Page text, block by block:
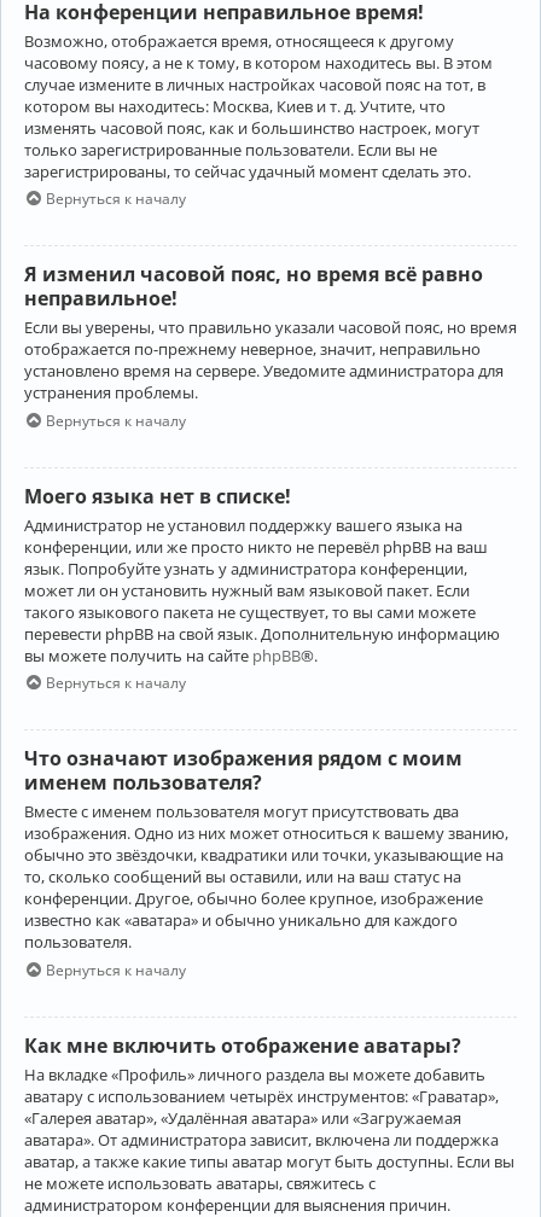
На конференции неправильное время!
Возможно, отображается время, относящееся к другому
часовому поясу, а не к тому, в котором находитесь вы. В этом
случае измените в личных настройках часовой пояс на тот, в
котором вы находитесь: Москва, Киев и т. д. Учтите, что
изменять часовой пояс, как и большинство настроек, могут
только зарегистрированные пользователи. Если вы не
зарегистрированы, то сейчас удачный момент сделать это.
Вернуться к началу
Я изменил часовой пояс, но время всё равно
неправильное!
Если вы уверены, что правильно указали часовой пояс, но время
отображается по-прежнему неверное, значит, неправильно
установлено время на сервере. Уведомите администратора для
устранения проблемы.
Вернуться к началу
Моего языка нет в списке!
Администратор не установил поддержку вашего языка на
конференции, или же просто никто не перевёл phpBB на ваш
язык. Попробуйте узнать у администратора конференции,
может ли он установить нужный вам языковой пакет. Если
такого языкового пакета не существует, то вы сами можете
перевести phpBB на свой язык. Дополнительную информацию
вы можете получить на сайте phpBB®.
Вернуться к началу
Что означают изображения рядом с моим
именем пользователя?
Вместе с именем пользователя могут присутствовать два
изображения. Одно из них может относиться к вашему званию,
обычно это звёздочки, квадратики или точки, указывающие на
то, сколько сообщений вы оставили, или на ваш статус на
конференции. Другое, обычно более крупное, изображение
известно как «аватара» и обычно уникально для каждого
пользователя.
Вернуться к началу
Как мне включить отображение аватары?
На вкладке «Профиль» личного раздела вы можете добавить
аватару с использованием четырёх инструментов: «Граватар»,
«Галерея аватар», «Удалённая аватара» или «Загружаемая
аватара». От администратора зависит, включена ли поддержка
аватар, а также какие типы аватар могут быть доступны. Если вы
не можете использовать аватары, свяжитесь с
администратором конференции для выяснения причин.